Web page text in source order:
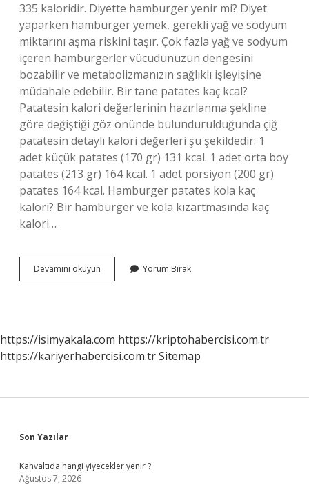
335 kaloridir. Diyette hamburger yenir mi? Diyet
yaparken hamburger yemek, gerekli yağ ve sodyum
miktarını aşma riskini taşır. Çok fazla yağ ve sodyum
içeren hamburgerler vücudunuzun dengesini
bozabilir ve metabolizmanızın sağlıklı işleyişine
müdahale edebilir. Bir tane patates kaç kcal?
Patatesin kalori değerlerinin hazırlanma şekline
göre değiştiği göz önünde bulundurulduğunda çiğ
patatesin detaylı kalori değerleri şu şekildedir: 1
adet küçük patates (170 gr) 131 kcal. 1 adet orta boy
patates (213 gr) 164 kcal. 1 adet porsiyon (200 gr)
patates 164 kcal. Hamburger patates kola kaç
kalori? Bir hamburger ve kola kızartmasında kaç
kalori…
Devamını okuyun
Hamburger
Yorum Bırak
https://isimyakala.com https://kriptohabercisi.com.tr
https://kariyerhabercisi.com.trSitemap
Sidebar
Son Yazılar
Kahvaltıda hangi yiyecekler yenir ?
Ağustos 7, 2026